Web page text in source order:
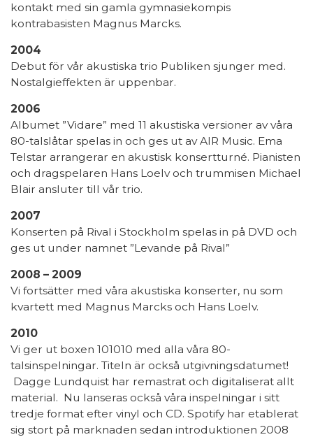
kontakt med sin gamla gymnasiekompis
kontrabasisten Magnus Marcks.
2004
Debut för vår akustiska trio Publiken sjunger med.
Nostalgieffekten är uppenbar.
2006
Albumet ”Vidare” med 11 akustiska versioner av våra
80-talslåtar spelas in och ges ut av AIR Music. Ema
Telstar arrangerar en akustisk konsertturné. Pianisten
och dragspelaren Hans Loelv och trummisen Michael
Blair ansluter till vår trio.
2007
Konserten på Rival i Stockholm spelas in på DVD och
ges ut under namnet ”Levande på Rival”
2008 – 2009
Vi fortsätter med våra akustiska konserter, nu som
kvartett med Magnus Marcks och Hans Loelv.
2010
Vi ger ut boxen 101010 med alla våra 80-
talsinspelningar. Titeln är också utgivningsdatumet!
Dagge Lundquist har remastrat och digitaliserat allt
material. Nu lanseras också våra inspelningar i sitt
tredje format efter vinyl och CD. Spotify har etablerat
sig stort på marknaden sedan introduktionen 2008